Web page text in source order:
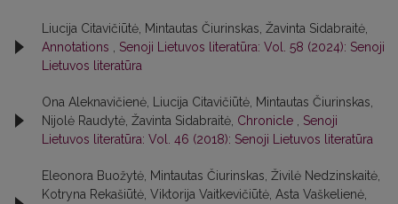
Liucija Citavičiūtė, Mintautas Čiurinskas, Žavinta Sidabraitė,
Annotations
Senoji Lietuvos literatūra: Vol. 58 (2024): Senoji
Lietuvos literatūra
Ona Aleknavičienė, Liucija Citavičiūtė, Mintautas Čiurinskas,
Nijolė Raudytė, Žavinta Sidabraitė, Chronicle
Senoji
Lietuvos literatūra: Vol. 46 (2018): Senoji Lietuvos literatūra
Eleonora Buožytė, Mintautas Čiurinskas, Živilė Nedzinskaitė,
Kotryna Rekašiūtė, Viktorija Vaitkevičiūtė, Asta Vaškelienė,